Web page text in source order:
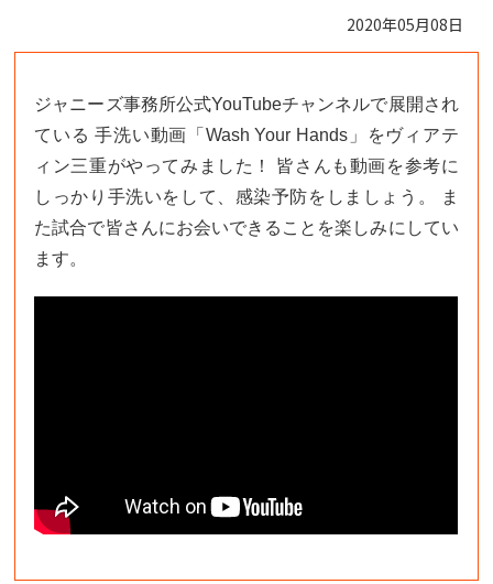
2020年05月08日
ジャニーズ事務所公式YouTubeチャンネルで展開され
ている 手洗い動画「Wash Your Hands」をヴィアテ
ィン三重がやってみました！ 皆さんも動画を参考に
しっかり手洗いをして、感染予防をしましょう。 ま
た試合で皆さんにお会いできることを楽しみにしてい
ます。